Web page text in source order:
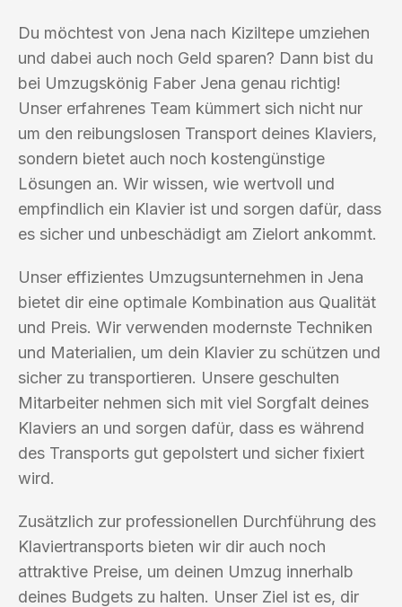
Du möchtest von Jena nach Kiziltepe umziehen
und dabei auch noch Geld sparen? Dann bist du
bei Umzugskönig Faber Jena genau richtig!
Unser erfahrenes Team kümmert sich nicht nur
um den reibungslosen Transport deines Klaviers,
sondern bietet auch noch kostengünstige
Lösungen an. Wir wissen, wie wertvoll und
empfindlich ein Klavier ist und sorgen dafür, dass
es sicher und unbeschädigt am Zielort ankommt.
Unser effizientes Umzugsunternehmen in Jena
bietet dir eine optimale Kombination aus Qualität
und Preis. Wir verwenden modernste Techniken
und Materialien, um dein Klavier zu schützen und
sicher zu transportieren. Unsere geschulten
Mitarbeiter nehmen sich mit viel Sorgfalt deines
Klaviers an und sorgen dafür, dass es während
des Transports gut gepolstert und sicher fixiert
wird.
Zusätzlich zur professionellen Durchführung des
Klaviertransports bieten wir dir auch noch
attraktive Preise, um deinen Umzug innerhalb
deines Budgets zu halten. Unser Ziel ist es, dir